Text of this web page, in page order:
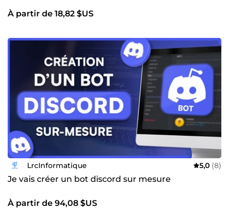
À partir de 18,82 $US
LrcInformatique 5,0 (8)
Je vais créer un bot discord sur mesure
À partir de 94,08 $US